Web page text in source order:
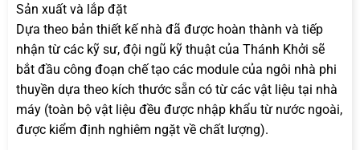
Sản xuất và lắp đặt
Dựa theo bản thiết kế nhà đã được hoàn thành và tiếp
nhận từ các kỹ sư, đội ngũ kỹ thuật của Thánh Khởi sẽ
bắt đầu công đoạn chế tạo các module của ngôi nhà phi
thuyền dựa theo kích thước sẵn có từ các vật liệu tại nhà
máy (toàn bộ vật liệu đều được nhập khẩu từ nước ngoài,
được kiểm định nghiêm ngặt về chất lượng).